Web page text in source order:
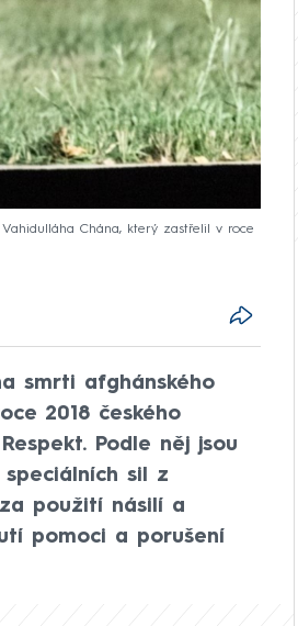
Chána, který zastřelil v roce
smrti afghánského
2018 českého
Podle něj jsou
sil z
použití násilí a
pomoci a porušení